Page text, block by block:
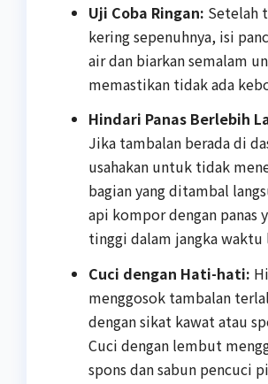
Uji Coba Ringan: Setelah
kering sepenuhnya, isi
air dan biarkan semalam
memastikan tidak ada
Hindari Panas Berlebih
Jika tambalan berada di
usahakan untuk tidak
bagian yang ditambal
api kompor dengan panas
tinggi dalam jangka waktu
Cuci dengan Hati-hati:
menggosok tambalan
dengan sikat kawat atau
Cuci dengan lembut
spons dan sabun pencuci